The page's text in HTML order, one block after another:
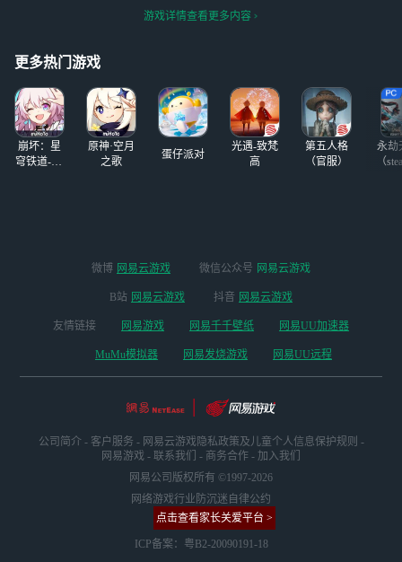
免费获得限定家具
联动
tps://cloudgame.webapp.163.co
把唯一的竖屏给围
起来了哈哈哈）
暖暖，暖暖，你怎
么
游戏详情查看更多内容
更多热门游戏
崩坏：星
穹铁道-4.4
原神·空月
之歌
蛋仔派对
光遇-致梵
高
第五人格
（官服）
永劫
（
微博 网易云游戏 微信公众号 网易云游戏
B站 网易云游戏 抖音 网易云游戏
友情链接 网易游戏 网易千千壁纸 网易UU加速器
MuMu模拟器 网易发烧游戏 网易UU远程
公司简介 - 客户服务 - 网易云游戏隐私政策及儿童个人信息保护规则 -
网易游戏 - 联系我们 - 商务合作 - 加入我们
网易公司版权所有 ©1997-2026
网络游戏行业防沉迷自律公约
点击查看家长关爱平台 >
ICP备案：粤B2-20090191-18